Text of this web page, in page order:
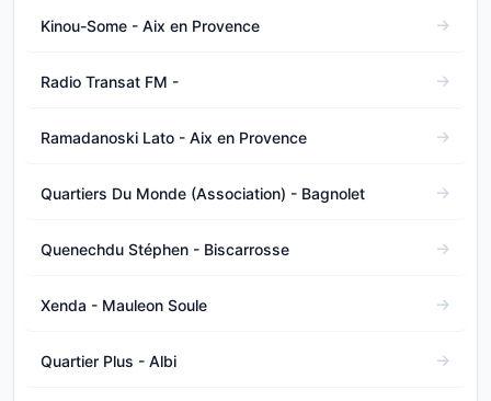
Kinou-Some - Aix en Provence
Radio Transat FM -
Ramadanoski Lato - Aix en Provence
Quartiers Du Monde (Association) - Bagnolet
Quenechdu Stéphen - Biscarrosse
Xenda - Mauleon Soule
Quartier Plus - Albi